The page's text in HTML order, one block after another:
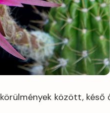
között, késő